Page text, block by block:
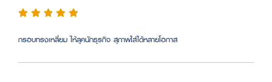
กรอบทรงเหลี่ยม ให้ลุคนักธุรกิจ สุภาพใส่ได้หลายโอกาส